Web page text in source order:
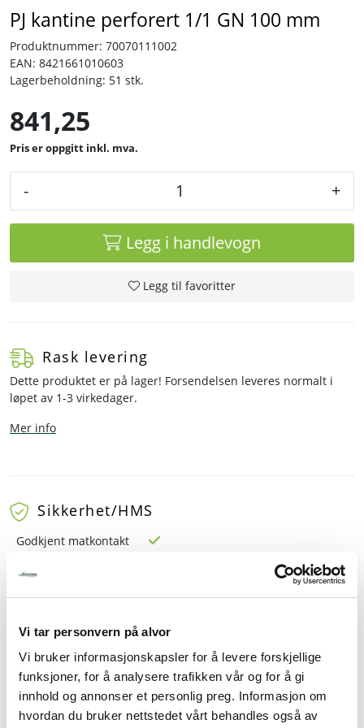
Vi tar personvern på alvor
Vi bruker informasjonskapsler for å levere forskjellige
funksjoner, for å analysere trafikken vår og for å gi
innhold og annonser et personlig preg. Informasjon om
hvordan du bruker nettstedet vårt behandles også av
PJ kantine perforert 1/1 GN 100 mm
Produktnummer: 70070111002
EAN: 8421661010603
Lagerbeholdning: 51 stk.
841,25
inkl. mva.
- +
Legg i handlevogn
Legg til favoritter
Beskrivelse
Spesifikasjoner
Tilbehør
Rask levering
Dette produktet er på lager! Forsendelsen leveres normalt i
løpet av 1-3 virkedager.
Mer info
Sikkerhet/HMS
Godkjent matkontakt
Tjenester
Bransjer
Kontakt